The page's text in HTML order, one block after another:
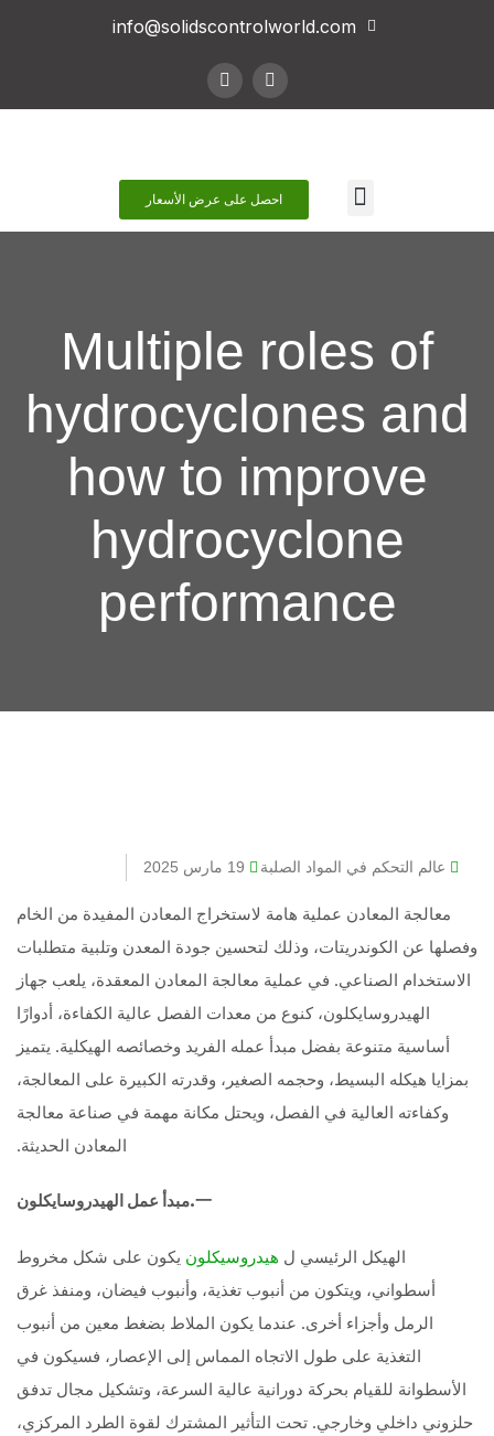
info@solidscontrolworld.com
احصل على عرض الأسعار
Multiple roles of
hydrocyclones and
how to improve
hydrocyclone
performance
عالم التحكم في المواد الصلبة 19 مارس 2025
معالجة المعادن عملية هامة لاستخراج المعادن المفيدة من الخام
وفصلها عن الكوندريتات، وذلك لتحسين جودة المعدن وتلبية متطلبات
الاستخدام الصناعي. في عملية معالجة المعادن المعقدة، يلعب جهاز
الهيدروسايكلون، كنوع من معدات الفصل عالية الكفاءة، أدوارًا
أساسية متنوعة بفضل مبدأ عمله الفريد وخصائصه الهيكلية. يتميز
بمزايا هيكله البسيط، وحجمه الصغير، وقدرته الكبيرة على المعالجة،
وكفاءته العالية في الفصل، ويحتل مكانة مهمة في صناعة معالجة
المعادن الحديثة.
一. مبدأ عمل الهيدروسايكلون
الهيكل الرئيسي ل هيدروسيكلون يكون على شكل مخروط
أسطواني، ويتكون من أنبوب تغذية، وأنبوب فيضان، ومنفذ غرق
الرمل وأجزاء أخرى. عندما يكون الملاط بضغط معين من أنبوب
التغذية على طول الاتجاه المماس إلى الإعصار، فسيكون في
الأسطوانة للقيام بحركة دورانية عالية السرعة، وتشكيل مجال تدفق
حلزوني داخلي وخارجي. تحت التأثير المشترك لقوة الطرد المركزي،